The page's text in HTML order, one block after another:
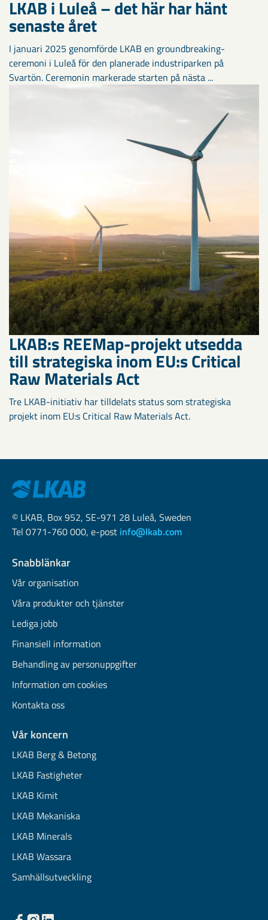
LKAB i Luleå – det här har hänt
senaste året
I januari 2025 genomförde LKAB en groundbreaking-
ceremoni i Luleå för den planerade industriparken på
Svartön. Ceremonin markerade starten på nästa ...
LKAB:s REEMap-projekt utsedda
till strategiska inom EU:s Critical
Raw Materials Act
Tre LKAB-initiativ har tilldelats status som strategiska
projekt inom EU:s Critical Raw Materials Act.
© LKAB, Box 952, SE-971 28 Luleå, Sweden
Tel 0771-760 000, e-post info@lkab.com
Snabblänkar
Vår organisation
Våra produkter och tjänster
Lediga jobb
Finansiell information
Behandling av personuppgifter
Information om cookies
Kontakta oss
Vår koncern
LKAB Berg & Betong
LKAB Fastigheter
LKAB Kimit
LKAB Mekaniska
LKAB Minerals
LKAB Wassara
Samhällsutveckling